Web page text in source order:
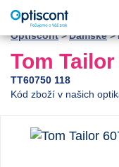
Optiscont Dámské
Tom
TT60750 118
Kód zboží v našich